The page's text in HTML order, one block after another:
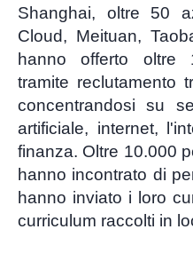
Shanghai, oltre 50
Cloud, Meituan,
hanno offerto oltre
tramite reclutamento
concentrandosi su
artificiale, internet,
finanza. Oltre 10.000
hanno incontrato di
hanno inviato i loro
curriculum raccolti in